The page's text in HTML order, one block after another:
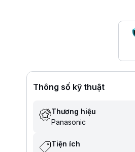
Thông số kỹ thuật
Thương hiệu
Panasonic
Tiện ích